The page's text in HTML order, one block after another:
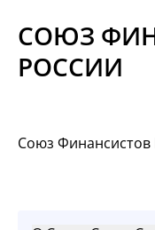
Материалы
СОЮЗ
РОССИИ
Союз Финансистов